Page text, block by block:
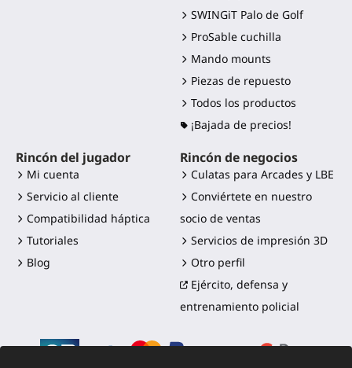
SWINGiT Palo de Golf
ProSable cuchilla
Mando mounts
Piezas de repuesto
Todos los productos
¡Bajada de precios!
Rincón del jugador
Mi cuenta
Servicio al cliente
Compatibilidad háptica
Tutoriales
Blog
Rincón de negocios
Culatas para Arcades y LBE
Conviértete en nuestro
socio de ventas
Servicios de impresión 3D
Otro perfil
Ejército, defensa y
entrenamiento policial